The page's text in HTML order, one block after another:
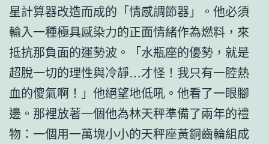
星計算器改造而成的「情感調節器」。他必須
輸入一種極具感染力的正面情緒作為燃料，來
抵抗那負面的運勢波。「水瓶座的優勢，就是
超脫一切的理性與冷靜…才怪！我只有一腔熱
血的傻氣啊！」他絕望地低吼。他看了一眼腳
邊。那裡放著一個他為林天秤準備了兩年的禮
物：一個用一萬塊小小的天秤座黃銅齒輪組成